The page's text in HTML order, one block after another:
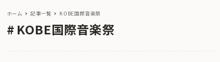
ホーム 記事一覧 KOBE国際音楽祭
KOBE国際音楽祭